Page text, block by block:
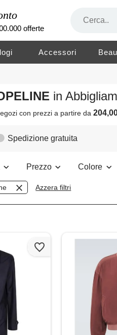
offerte
Accessori
in
con prezzi a partire da
Spedizione gratuita
Prezzo Colore
Azzera filtri